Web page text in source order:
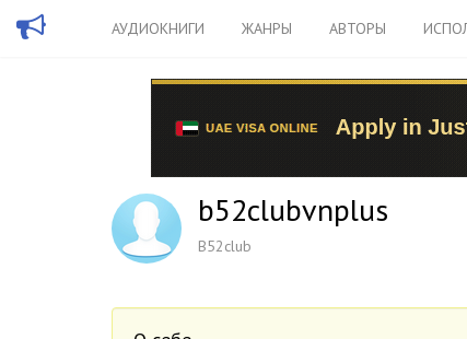
АУДИОКНИГИ ЖАНРЫ АВТОРЫ
b52clubvnplus
B52club